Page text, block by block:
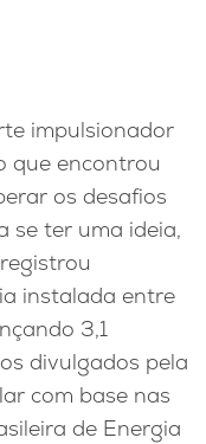
impulsionador
que encontrou
os desafios
se ter uma ideia,
instalada entre
3,1
divulgados pela
com base nas
de Energia